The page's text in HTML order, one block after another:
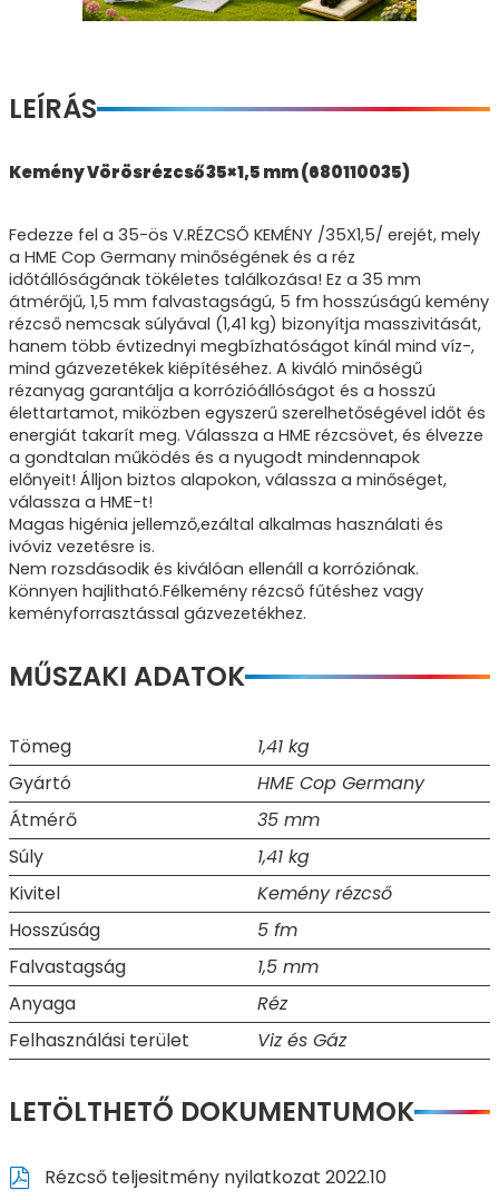
LEÍRÁS
Kemény Vörösrézcső 35×1,5 mm (680110035)
Fedezze fel a 35-ös V.RÉZCSŐ KEMÉNY /35X1,5/ erejét, mely
a HME Cop Germany minőségének és a réz
időtállóságának tökéletes találkozása! Ez a 35 mm
átmérőjű, 1,5 mm falvastagságú, 5 fm hosszúságú kemény
rézcső nemcsak súlyával (1,41 kg) bizonyítja masszivitását,
hanem több évtizednyi megbízhatóságot kínál mind víz-,
mind gázvezetékek kiépítéséhez. A kiváló minőségű
rézanyag garantálja a korrózióállóságot és a hosszú
élettartamot, miközben egyszerű szerelhetőségével időt és
energiát takarít meg. Válassza a HME rézcsövet, és élvezze
a gondtalan működés és a nyugodt mindennapok
előnyeit! Álljon biztos alapokon, válassza a minőséget,
válassza a HME-t!
Magas higénia jellemző,ezáltal alkalmas használati és
ivóviz vezetésre is.
Nem rozsdásodik és kiválóan ellenáll a korróziónak.
Könnyen hajlitható.Félkemény rézcső fűtéshez vagy
keményforrasztással gázvezetékhez.
MŰSZAKI ADATOK
Tömeg
1,41 kg
Gyártó
HME Cop Germany
Átmérő
35 mm
Súly
1,41 kg
Kivitel
Kemény rézcső
Hosszúság
5 fm
Falvastagság
1,5 mm
Anyaga
Réz
Felhasználási terület
Viz és Gáz
LETÖLTHETŐ DOKUMENTUMOK
Rézcső teljesitmény nyilatkozat 2022.10